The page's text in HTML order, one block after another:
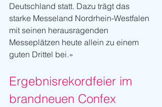
Deutschland statt. Dazu trägt das
starke Messeland Nordrhein-Westfalen
mit seinen herausragenden
Messeplätzen heute allein zu einem
guten Drittel bei.»
Ergebnisrekordfeier im
brandneuen Confex